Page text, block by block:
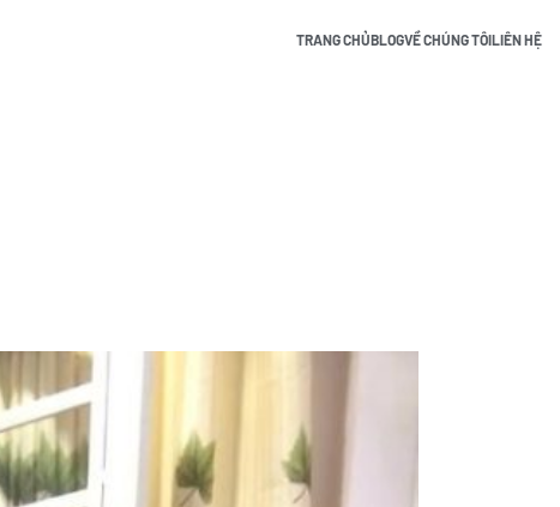
TRANG CHỦBLOGVỀ CHÚNG TÔILIÊN HỆ